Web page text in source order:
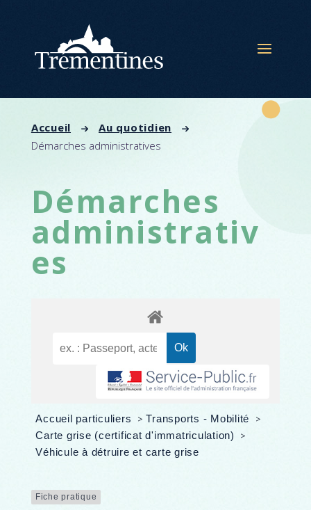
Accueil
Au quotidien
Démarches administratives
Démarches
administrativ
es
Accueil particuliers > Transports - Mobilité >
Carte grise (certificat d'immatriculation) >
Véhicule à détruire et carte grise
Fiche pratique